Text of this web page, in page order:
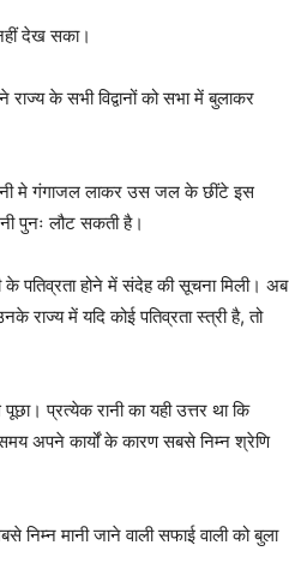
देख सका।
के सभी विद्वानों को सभा में बुलाकर
मे गंगाजल लाकर उस जल के छींटे इस
पुनः लौट सकती है।
के पतिव्रता होने में संदेह की सूचना मिली। अब
राज्य में यदि कोई पतिव्रता स्त्री है, तो
प्रत्येक रानी का यही उत्तर था कि
अपने कार्यों के कारण सबसे निम्न श्रेणि
मानी जाने वाली सफाई वाली को बुला